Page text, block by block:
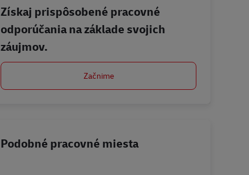
Získaj prispôsobené pracovné
odporúčania na základe svojich
záujmov.
Začnime
Podobné pracovné miesta